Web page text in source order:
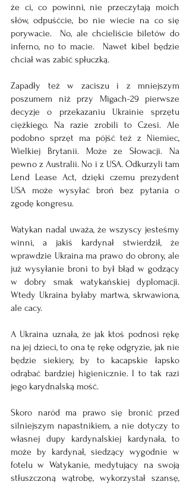
że ci, co powinni, nie przeczytają moich
słów, odpuśćcie, bo nie wiecie na co się
porywacie.  No, ale chcieliście biletów do
inferno, no to macie.  Nawet kibel będzie
chciał was zabić spłuczką.
Zapadły też w zaciszu i z mniejszym
poszumem niż przy Migach-29 pierwsze
decyzje o przekazaniu Ukrainie sprzętu
ciężkiego. Na razie zrobili to Czesi. Ale
podobno sprzęt ma pójść też z Niemiec,
Wielkiej Brytanii. Może ze Słowacji. Na
pewno z Australii. No i z USA. Odkurzyli tam
Lend Lease Act, dzięki czemu prezydent
USA może wysyłać broń bez pytania o
zgodę kongresu.
Watykan nadal uważa, że wszyscy jesteśmy
winni, a jakiś kardynał stwierdził, że
wprawdzie Ukraina ma prawo do obrony, ale
już wysyłanie broni to był błąd w godzący
w dobry smak watykańskiej dyplomacji.
Wtedy Ukraina byłaby martwa, skrwawiona,
ale cacy.
A Ukraina uznała, że jak ktoś podnosi rękę
na jej dzieci, to ona tę rękę odgryzie, jak nie
będzie siekiery, by to kacapskie łapsko
odrąbać bardziej higienicznie. I to tak razi
jego karydnalską mość.
Skoro naród ma prawo się bronić przed
silniejszym napastnikiem, a nie dotyczy to
własnej dupy kardynalskiej kardynała, to
może by kardynał, siedzący wygodnie w
fotelu w Watykanie, medytujący na swoją
stłuszczoną wątrobę, wykorzystał szansę,